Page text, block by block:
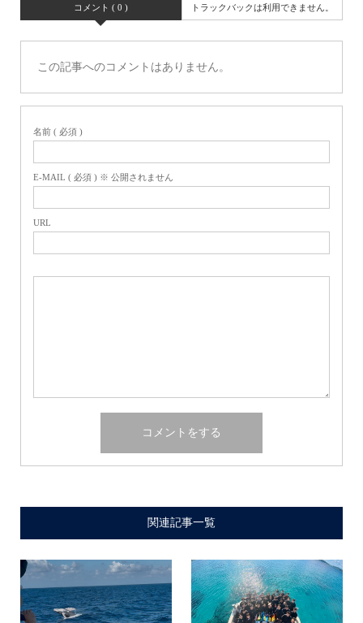
コメント ( 0 ) トラックバックは利用できません。
この記事へのコメントはありません。
名前 ( 必須 )
E-MAIL ( 必須 ) ※ 公開されません
URL
関連記事一覧